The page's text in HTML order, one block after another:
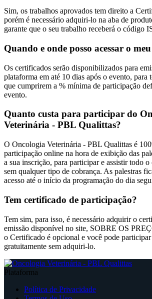
Sim, os trabalhos aprovados tem direito a
porém é necessário adquiri-lo na aba de
garante que o seu trabalho receberá o código
Quando e onde posso acessar o
Os certificados serão disponibilizados para
plataforma em até 10 dias após o evento, para
que cumprirem a % mínima de participação
evento.
Quanto custa para participar do
Veterinária - PBL Qualittas?
O Oncologia Veterinária - PBL Qualittas é
participação online na hora de exibição das
a sua inscrição, para participar e assistir todo
sem qualquer tipo de cobrança. As palestras
acesso até o início da programação do dia
Tem certificado de participação?
Tem sim, para isso, é necessário adquirir o
emissão disponível no site, SOBRE OS
o Certificado é opcional e você pode
gratuitamente sem adquiri-lo.
Plataforma
Política de Privacidade